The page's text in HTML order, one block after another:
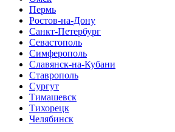
Пермь
Ростов-на-Дону
Санкт-Петербург
Севастополь
Симферополь
Славянск-на-Кубани
Ставрополь
Сургут
Тимашевск
Тихорецк
Челябинск